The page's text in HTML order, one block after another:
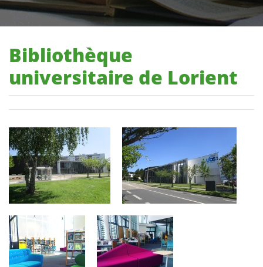
Bibliothèque
universitaire de Lorient